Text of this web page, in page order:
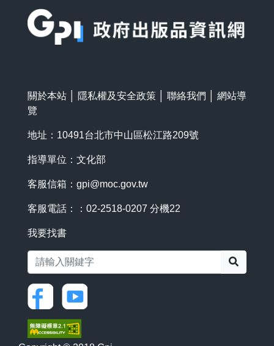
關於本站 隱私權及安全政策 聯絡我們
網站導
覽
地址：10491台北市中山區松江路209號
指導單位：文化部
客服信箱： gpi@moc.gov.tw
客服電話：：02-2518-0207 分機22
我要找書